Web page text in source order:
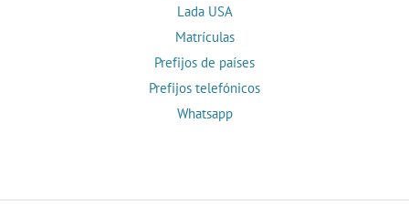
Lada USA
Matrículas
Prefijos de países
Prefijos telefónicos
Whatsapp